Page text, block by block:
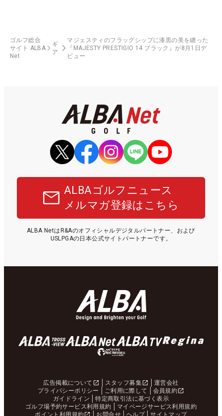
ゴルフ総合
サイト ALBA
Net
ギ
ア
マジェスティのフラッグシップに漆黒の美を纏った
『MAJESTY PRESTIGIO 14 ブラック』が8月1日デ
ビュー
ALBAゴルフニュース
メルマガ登録はこちら
ALBA NetはR&Aのオフィシャルデジタルパートナー、および
USLPGAの日本公式サイトパートナーです。
広告掲載について スタッフ募集
運営会社
プライバシーポリシー
ご利用に際して
会員規約
ガイドライン
特定商取引法に基づく表示
ゴルフ場予約サービス利用規約
マイページサービス利用規約
ポイント利用規約
お問合せ ヘルプ サイトマップ